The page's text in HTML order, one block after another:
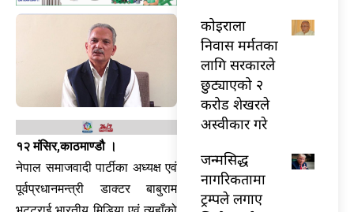
१२ मंसिर,काठमाण्डौ ।
नेपाल समाजवादी पार्टीका अध्यक्ष एवं
पूर्वप्रधानमन्त्री डाक्टर बाबुराम
कोइराला
निवास मर्मतका
लागि सरकारले
छुट्याएको २
करोड शेखरले
अस्वीकार गरे
जन्मसिद्ध
नागरिकतामा
ट्रम्पले लगाए